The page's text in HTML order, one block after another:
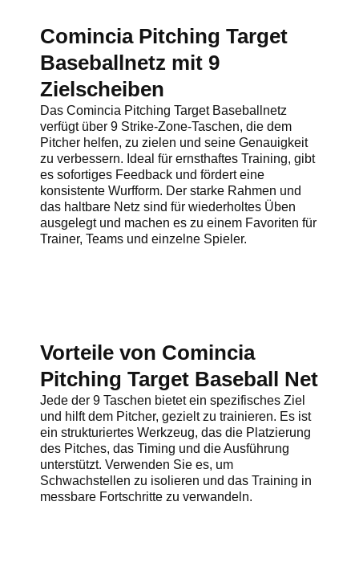
Comincia Pitching Target
Baseballnetz mit 9
Zielscheiben
Das Comincia Pitching Target Baseballnetz
verfügt über 9 Strike-Zone-Taschen, die dem
Pitcher helfen, zu zielen und seine Genauigkeit
zu verbessern. Ideal für ernsthaftes Training, gibt
es sofortiges Feedback und fördert eine
konsistente Wurfform. Der starke Rahmen und
das haltbare Netz sind für wiederholtes Üben
ausgelegt und machen es zu einem Favoriten für
Trainer, Teams und einzelne Spieler.
Vorteile von Comincia
Pitching Target Baseball Net
Jede der 9 Taschen bietet ein spezifisches Ziel
und hilft dem Pitcher, gezielt zu trainieren. Es ist
ein strukturiertes Werkzeug, das die Platzierung
des Pitches, das Timing und die Ausführung
unterstützt. Verwenden Sie es, um
Schwachstellen zu isolieren und das Training in
messbare Fortschritte zu verwandeln.